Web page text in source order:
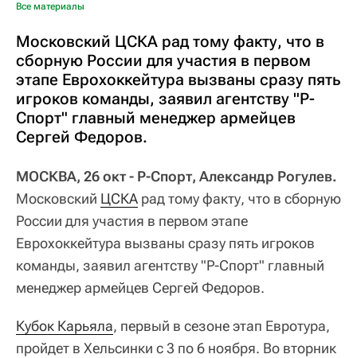
Все материалы
Московский ЦСКА рад тому факту, что в
сборную России для участия в первом
этапе Еврохоккейтура вызваны сразу пять
игроков команды, заявил агентству "Р-
Спорт" главный менеджер армейцев
Сергей Федоров.
МОСКВА, 26 окт - Р-Спорт, Александр Рогулев.
Московский ЦСКА рад тому факту, что в сборную
России для участия в первом этапе
Еврохоккейтура вызваны сразу пять игроков
команды, заявил агентству "Р-Спорт" главный
менеджер армейцев Сергей Федоров.
Кубок Карьяла, первый в сезоне этап Евротура,
пройдет в Хельсинки с 3 по 6 ноября. Во вторник